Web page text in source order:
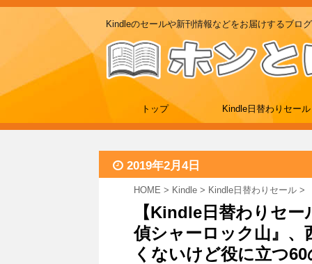
Kindleのセールや新刊情報などをお届けするブログ
トップ Kindle日替わりセール
2019年2月4日
HOME > Kindle > Kindle日替わりセール >
【Kindle日替わりセ
偵シャーロック山』、
くないけど役に立つ